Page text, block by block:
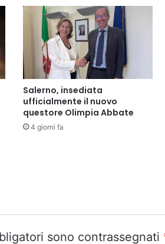
Salerno, insediata
ufficialmente il nuovo
questore Olimpia Abbate
4 giorni fa
sono contrassegnati